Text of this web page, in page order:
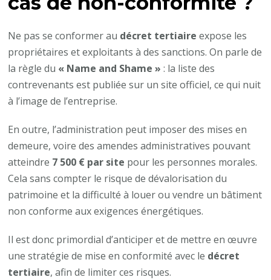
Ne pas se conformer au décret tertiaire expose les
propriétaires et exploitants à des sanctions. On parle de
la règle du « Name and Shame » : la liste des
contrevenants est publiée sur un site officiel, ce qui nuit
à l’image de l’entreprise.
En outre, l’administration peut imposer des mises en
demeure, voire des amendes administratives pouvant
atteindre 7 500 € par site pour les personnes morales.
Cela sans compter le risque de dévalorisation du
patrimoine et la difficulté à louer ou vendre un bâtiment
non conforme aux exigences énergétiques.
Il est donc primordial d’anticiper et de mettre en œuvre
une stratégie de mise en conformité avec le décret
tertiaire, afin de limiter ces risques.